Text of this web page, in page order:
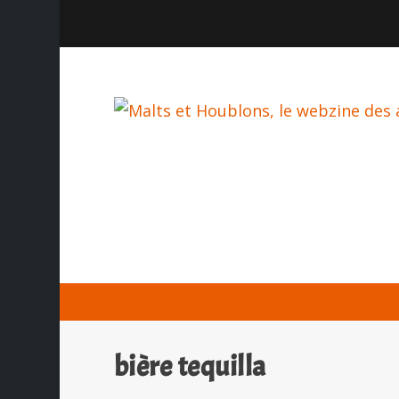
bière tequilla